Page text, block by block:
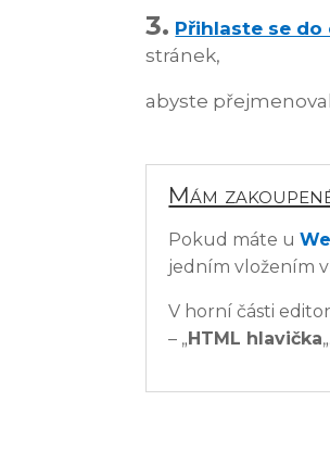
3. Přihlaste se
stránek,
abyste
Mám
Pokud máte u
jedním vložením
V horní části
– „HTML hlavička„.